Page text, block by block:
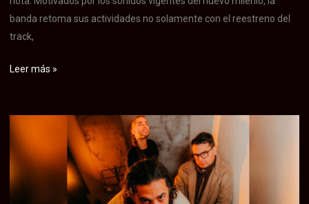
banda retoma sus actividades no solamente con el reestreno del
track,
La
rompe
cinco
años
de
Leer más »